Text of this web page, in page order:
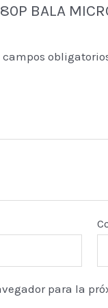
BALA
campos
para la